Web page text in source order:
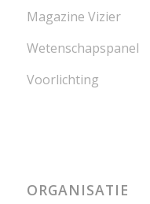
Magazine Vizier
Wetenschapspanel
Voorlichting
ORGANISATIE